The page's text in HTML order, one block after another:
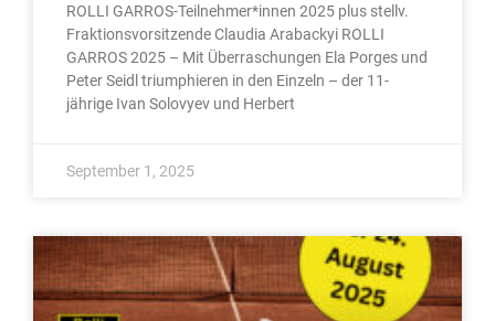
ROLLI GARROS-Teilnehmer*innen 2025 plus stellv.
Fraktionsvorsitzende Claudia Arabackyi ROLLI
GARROS 2025 – Mit Überraschungen Ela Porges und
Peter Seidl triumphieren in den Einzeln – der 11-
jährige Ivan Solovyev und Herbert
September 1, 2025